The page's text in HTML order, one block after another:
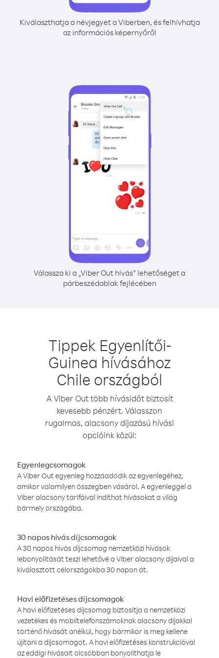
Kiválaszthatja a névjegyet a Viberben, és felhívhatja
az információs képernyőről
Válassza ki a „Viber Out hívás” lehetőséget a
párbeszédablak fejlécében
Tippek Egyenlítői-
Guinea hívásához
Chile országból
A Viber Out több hívásidőt biztosít
kevesebb pénzért. Válasszon
rugalmas, alacsony díjazású hívási
opcióink közül:
Egyenlegcsomagok
A Viber Out egyenleg hozzáadódik az egyenlegéhez,
amikor valamilyen összegben vásárol. A egyenleggel a
Viber alacsony tarifáival indíthat hívásokat a világ
bármely országába.
30 napos hívás díjcsomagok
A 30 napos hívás díjcsomag nemzetközi hívások
lebonyolítását teszi lehetővé a Viber alacsony díjaival a
kiválasztott célországokba 30 napon át.
Havi előfizetéses díjcsomagok
A havi előfizetéses díjcsomag biztosítja a nemzetközi
vezetékes és mobiltelefonszámoknak alacsony díjakkal
történő hívását anélkül, hogy bármikor is meg kellene
újítani a díjcsomagot. A havi előfizetéses konstrukcióval
az eddigi hívásait olcsóbban bonyolíthatja le